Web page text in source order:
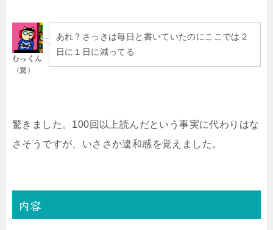
むっくん
（驚）
あれ？さっきは毎日と書いていたのにここでは２
日に１日に減ってる
驚きました。100回以上読んだという事実に代わりはな
さそうですが、いささか違和感を覚えました。
内容